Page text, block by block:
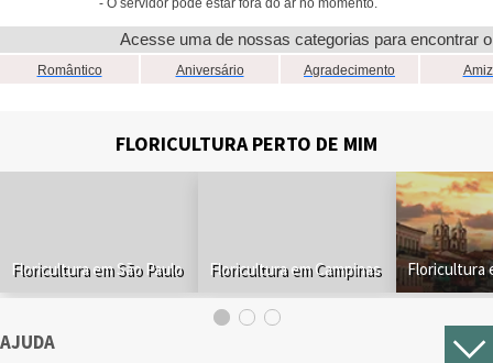
Acesse uma de nossas categorias para encontrar
Romântico Aniversário Agradecimento
FLORICULTURA PERTO DE MIM
Floricultura em São Paulo Floricultura em Campinas Floricultura
AJUDA